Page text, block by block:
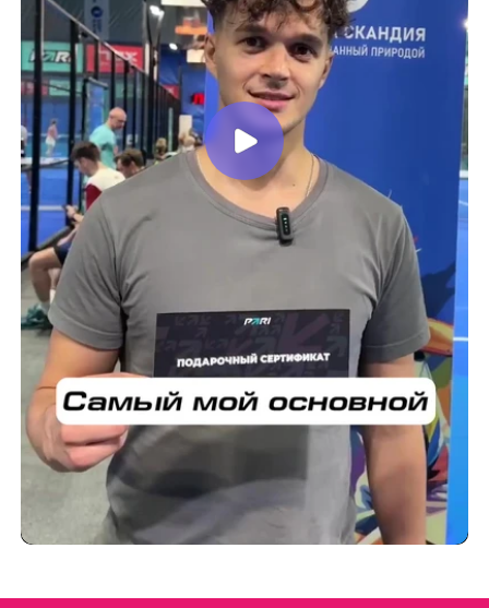
+7 (812) 220 2008
Оферта (публичная) на
оказание спортивных услуг
ОТЗЫВЫ
НАЧИНАЮЩИМ
ТРЕНИРОВКА С ТРЕНЕРОМ
МЕРОПРИЯТИЯ
СТРОИТЕЛЬСТВО КОРТОВ
ЗАБРОНИРОВАТЬ КОРТ
Политика конфиденциальности
info@padel-pro.ru
+7 (969) 722 2008
пр. Стачек 45к2, Санкт-
Петербург
© All Rights Reserved.
info@padel-pro.ru
КОНТАКТЫ